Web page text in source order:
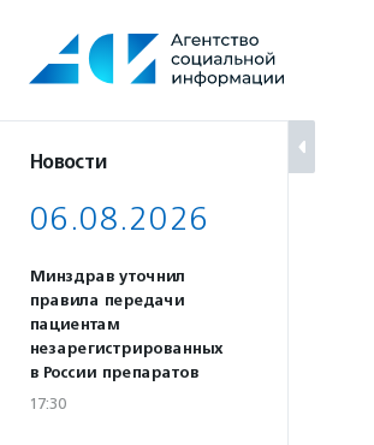
содержанию
Новости
06.08.2026
Минздрав уточнил
правила передачи
пациентам
незарегистрированных
в России препаратов
17:30